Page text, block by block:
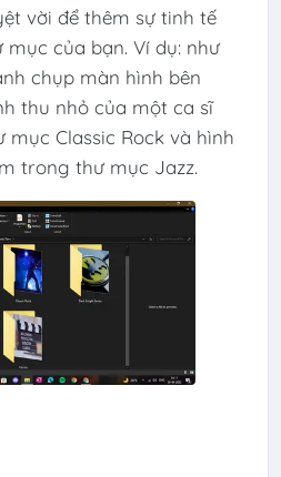
vời để thêm sự tinh tế
của bạn. Ví dụ: như
chụp màn hình bên
thu nhỏ của một ca sĩ
Classic Rock và hình
trong thư mục Jazz.